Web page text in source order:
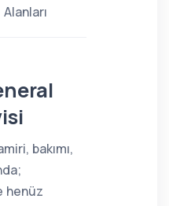
Alanları
bakımı,
henüz